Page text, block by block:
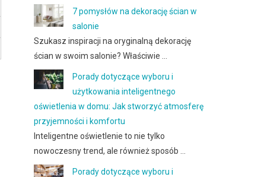
7 pomysłów na dekorację ścian w
salonie
Szukasz inspiracji na oryginalną dekorację
ścian w swoim salonie? Właściwie …
Porady dotyczące wyboru i
użytkowania inteligentnego
oświetlenia w domu: Jak stworzyć atmosferę
przyjemności i komfortu
Inteligentne oświetlenie to nie tylko
nowoczesny trend, ale również sposób …
Porady dotyczące wyboru i